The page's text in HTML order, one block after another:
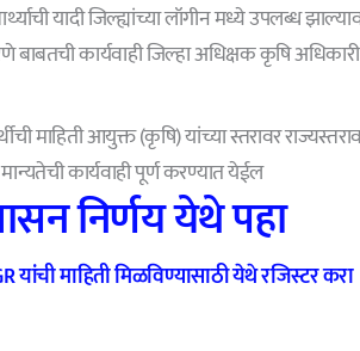
यादी जिल्ह्यांच्या लॉगीन मध्ये उपलब्ध
बाबतची कार्यवाही जिल्हा अधिक्षक कृषि
माहिती आयुक्त (कृषि) यांच्या स्तरावर
कार्यवाही पूर्ण करण्यात येईल
निर्णय येथे पहा
यांची माहिती मिळविण्यासाठी येथे रजिस्टर करा